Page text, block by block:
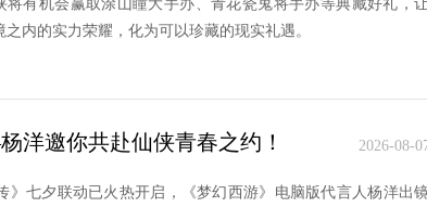
将有机会赢取涂山瞳大手办、青花瓷鬼将手办等典藏好礼，让
之内的实力荣耀，化为可以珍藏的现实礼遇。
邀你共赴仙侠青春之约！ 2026-08-
》七夕联动已火热开启，《梦幻西游》电脑版代言人杨洋出